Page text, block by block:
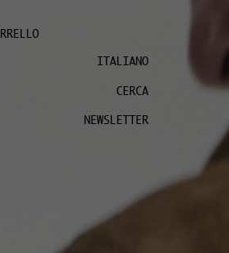
ITALIANO
CERCA
NEWSLETTER